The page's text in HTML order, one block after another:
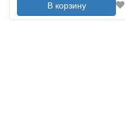
В корзину